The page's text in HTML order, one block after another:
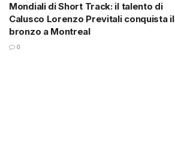
Mondiali di Short Track: il talento di
Calusco Lorenzo Previtali conquista il
bronzo a Montreal
0